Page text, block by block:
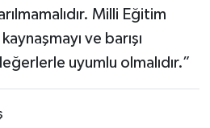
Milli Eğitim
ve barışı
uyumlu olmalıdır.”